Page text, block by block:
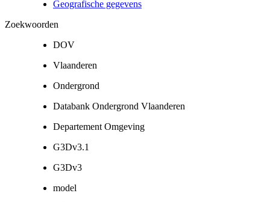
Geografische gegevens
Zoekwoorden
DOV
Vlaanderen
Ondergrond
Databank Ondergrond Vlaanderen
Departement Omgeving
G3Dv3.1
G3Dv3
model